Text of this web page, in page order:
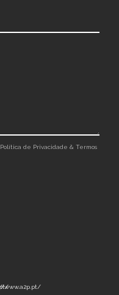
Política de Privacidade & Termos